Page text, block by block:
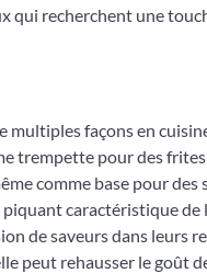
qui recherchent une
multiples façons en
trempette pour des
comme base pour des
caractéristique de
de saveurs dans leurs
peut rehausser le goût